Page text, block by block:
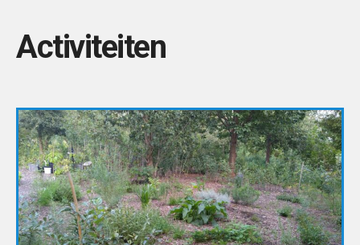
Activiteiten